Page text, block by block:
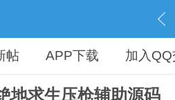
内容
帖 APP下载 加入
地求生压枪辅助源码